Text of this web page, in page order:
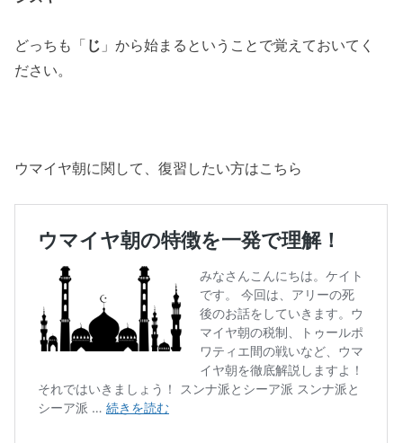
どっちも「 じ 」から始まるということで覚えておいてく
ださい。
ウマイヤ朝に関して、復習したい方はこちら